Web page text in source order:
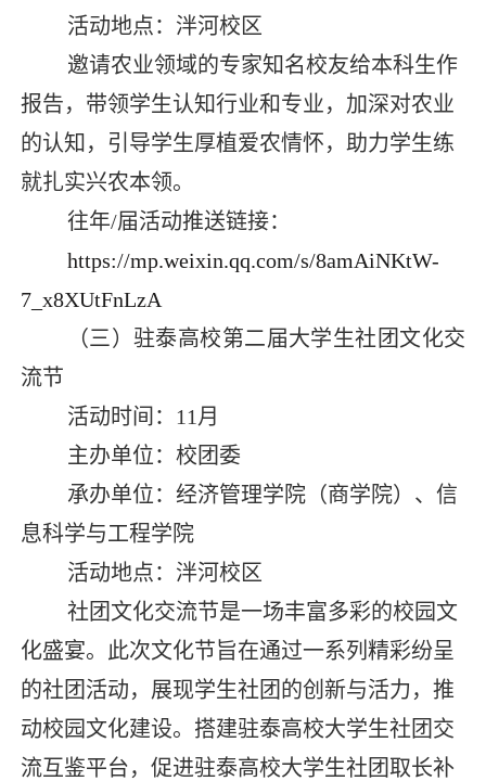
活动地点：泮河校区
邀请农业领域的专家知名校友给本科生作
报告，带领学生认知行业和专业，加深对农业
的认知，引导学生厚植爱农情怀，助力学生练
就扎实兴农本领。
往年/届活动推送链接：
https://mp.weixin.qq.com/s/8amAiNKtW-
7_x8XUtFnLzA
（三）驻泰高校第二届大学生社团文化交
流节
活动时间： 11 月
主办单位：校团委
承办单位：经济管理学院（商学院）、信
息科学与工程学院
活动地点：泮河校区
社团文化交流节是一场丰富多彩的校园文
化盛宴。此次文化节旨在通过一系列精彩纷呈
的社团活动，展现学生社团的创新与活力，推
动校园文化建设。搭建驻泰高校大学生社团交
流互鉴平台，促进驻泰高校大学生社团取长补